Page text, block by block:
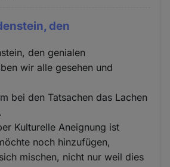
den
den genialen
wir alle gesehen und
bei den Tatsachen das Lachen
Kulturelle Aneignung ist
noch hinzufügen,
mischen, nicht nur weil dies